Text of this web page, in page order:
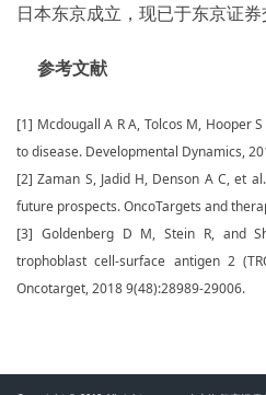
日本东京成立，现已于东京证券
参考文献
[1] Mcdougall A R A, Tolcos M, Hooper
to disease. Developmental Dynamics,
[2] Zaman S, Jadid H, Denson A C, et
future prospects. OncoTargets and
[3] Goldenberg D M, Stein R, and
trophoblast cell-surface antigen 2
Oncotarget, 2018 9(48):28989-29006.